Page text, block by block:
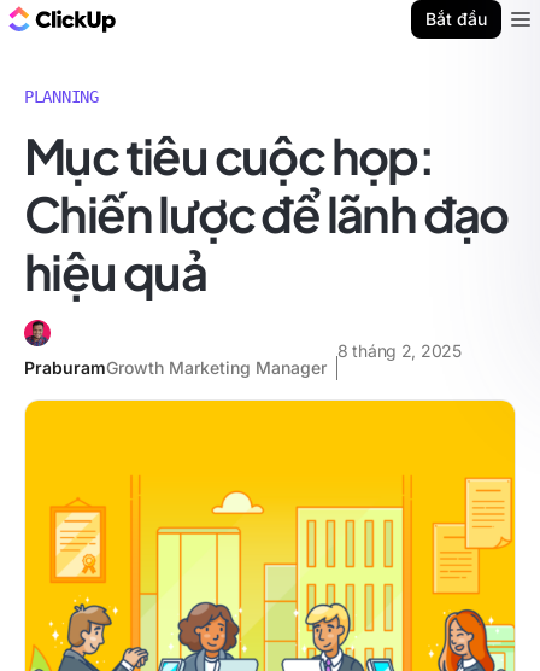
Bắt đầu
PLANNING
Mục tiêu cuộc họp:
Chiến lược để lãnh đạo
hiệu quả
PraburamGrowth Marketing Manager
8 tháng 2, 2025